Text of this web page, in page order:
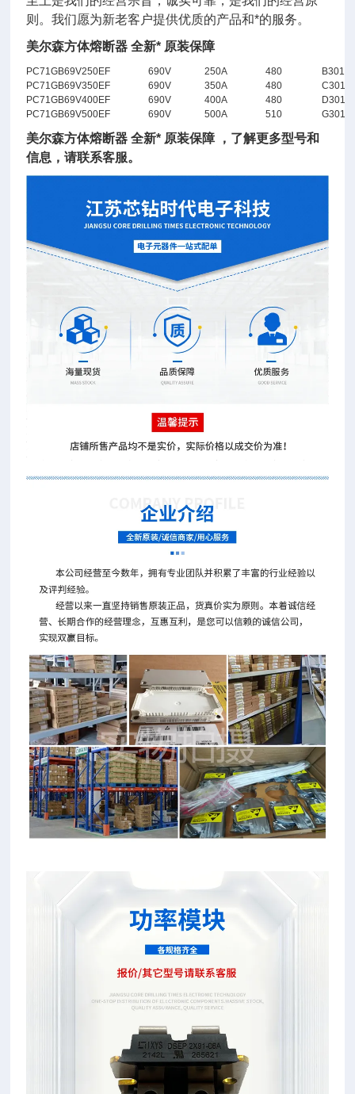
则。我们愿为新老客户提供优质的产品和*的服务。
美尔森方体熔断器 全新* 原装保障
PC71GB69V250EF 690V 250A 480
PC71GB69V350EF
690V 350A 480
PC71GB69V400EF
690V 400A 480
PC71GB69V500EF
690V 500A 510
美尔森方体熔断器 全新* 原装保障
，了解更多型号和
信息，请联系客服。